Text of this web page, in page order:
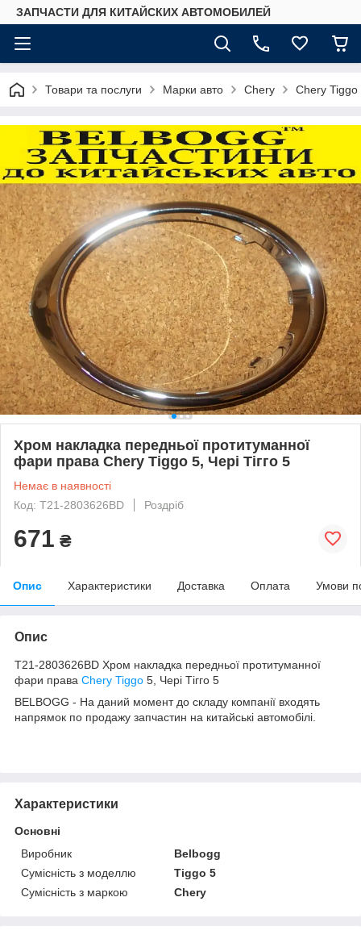
ЗАПЧАСТИ ДЛЯ КИТАЙСКИХ АВТОМОБИЛЕЙ
Товари та послуги Марки авто Chery Chery Tiggo
Хром накладка передньої протитуманної
фари права Chery Tiggo 5, Чері Тігго 5
Немає в наявності
Код: T21-2803626BD
Роздріб
671 ₴
Опис Характеристики Доставка Оплата Умови
Опис
T21-2803626BD Хром накладка передньої протитуманної
фари права Chery Tiggo 5, Чері Тігго 5
BELBOGG - На даний момент до складу компанії входять
напрямок по продажу запчастин на китайські автомобілі.
Характеристики
Основні
Виробник
Belbogg
Сумісність з моделлю
Tiggo 5
Сумісність з маркою
Chery